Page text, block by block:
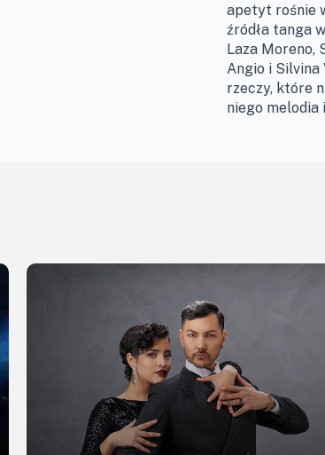
apetyt rośnie
źródła tanga
Laza Moreno,
Angio i Silvina
rzeczy, które
niego melodia